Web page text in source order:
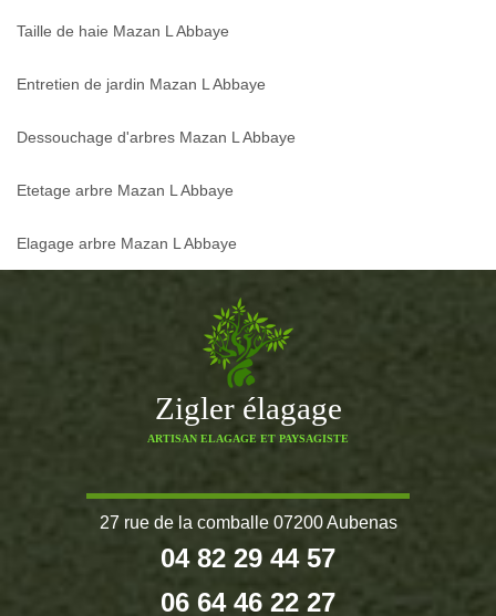
Taille de haie Mazan L Abbaye
Entretien de jardin Mazan L Abbaye
Dessouchage d'arbres Mazan L Abbaye
Etetage arbre Mazan L Abbaye
Elagage arbre Mazan L Abbaye
Zigler élagage
ARTISAN ELAGAGE ET PAYSAGISTE
27 rue de la comballe 07200 Aubenas
04 82 29 44 57
06 64 46 22 27